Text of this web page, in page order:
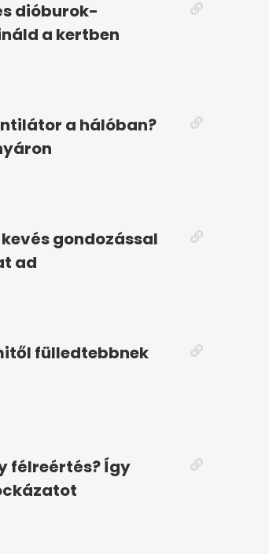
dióburok-
a kertben
a hálóban?
gondozással
ad
fülledtebbnek
félreértés? Így